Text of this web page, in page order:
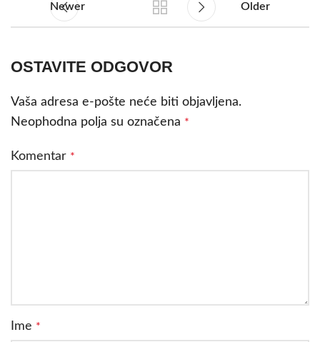
Newer Older
OSTAVITE ODGOVOR
Vaša adresa e-pošte neće biti objavljena.
Neophodna polja su označena *
Komentar *
Ime *